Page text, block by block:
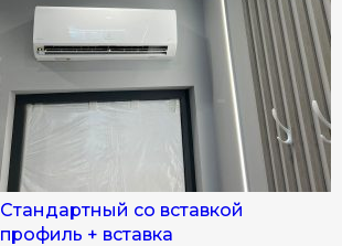
Стандартный со вставкой
профиль + вставка